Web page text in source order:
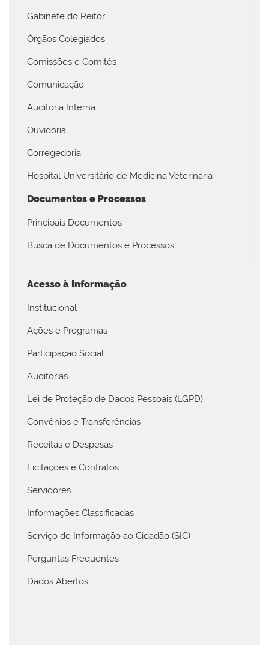
Gabinete do Reitor
Órgãos Colegiados
Comissões e Comitês
Comunicação
Auditoria Interna
Ouvidoria
Corregedoria
Hospital Universitário de Medicina Veterinária
Documentos e Processos
Principais Documentos
Busca de Documentos e Processos
Acesso à Informação
Institucional
Ações e Programas
Participação Social
Auditorias
Lei de Proteção de Dados Pessoais (LGPD)
Convênios e Transferências
Receitas e Despesas
Licitações e Contratos
Servidores
Informações Classificadas
Serviço de Informação ao Cidadão (SIC)
Perguntas Frequentes
Dados Abertos